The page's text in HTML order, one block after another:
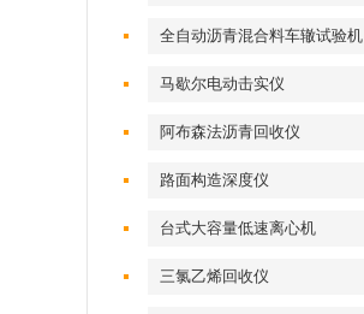
全自动沥青混合料车辙试验机
马歇尔电动击实仪
阿布森法沥青回收仪
路面构造深度仪
台式大容量低速离心机
三氯乙烯回收仪